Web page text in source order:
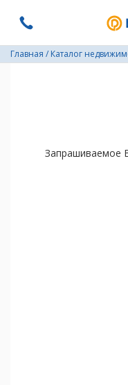
Главная / Каталог
Запрашиваемое